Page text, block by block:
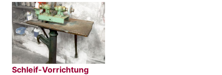
Schleif-Vorrichtung